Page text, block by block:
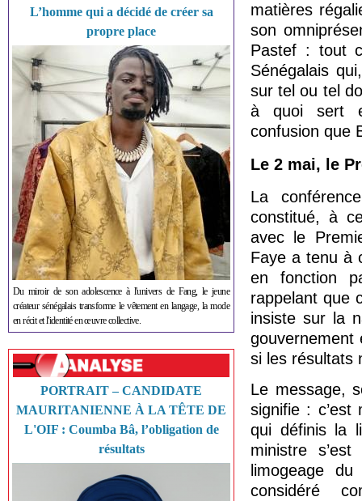
L’homme qui a décidé de créer sa
propre place
Du miroir de son adolescence à l'univers de Fang, le jeune
créateur sénégalais transforme le vêtement en langage, la mode
en récit et l'identité en œuvre collective.
PORTRAIT – CANDIDATE
MAURITANIENNE À LA TÊTE DE
L'OIF : Coumba Bâ, l’obligation de
résultats
matières
son
Pastef : tout
Sénégalais
sur tel ou tel
à quoi sert
confusion que
Le 2 mai, le
La
constitué, à
avec le
Faye a tenu à
en fonction
rappelant que
insiste sur la
si les résultats
Le message,
signifie : c’est
qui définis la
ministre
limogeage
considéré